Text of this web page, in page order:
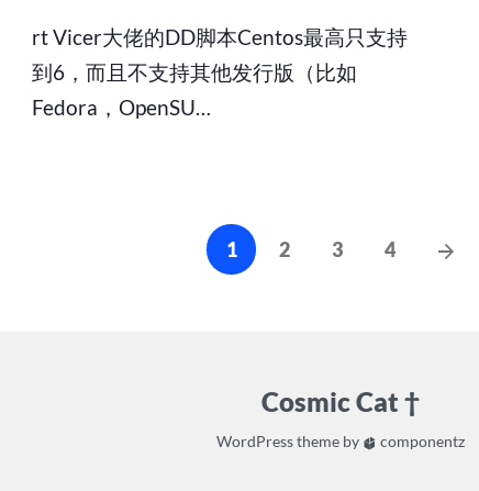
LINUX
的
包
rt Vicer大佬的DD脚本Centos最高只支持
到6，而且不支持其他发行版（比如
Fedora，OpenSU…
文
航
1 2 3 4
Cosmic Cat †
WordPresstheme by componentz